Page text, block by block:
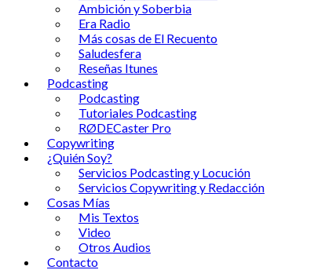
Ambición y Soberbia
Era Radio
Más cosas de El Recuento
Saludesfera
Reseñas Itunes
Podcasting
Podcasting
Tutoriales Podcasting
RØDECaster Pro
Copywriting
¿Quién Soy?
Servicios Podcasting y Locución
Servicios Copywriting y Redacción
Cosas Mías
Mis Textos
Video
Otros Audios
Contacto